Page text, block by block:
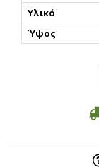
Υλικό
Ύψος